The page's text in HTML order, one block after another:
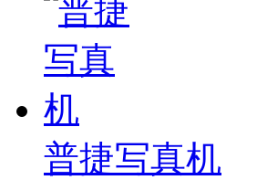
普捷写真机